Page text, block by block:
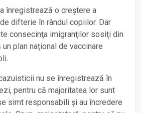
înregistrează o creștere a
difterie în rândul copiilor. Dar
consecinţa imigranţilor sosiţi din
plan naţional de vaccinare
nu se înregistrează în
pentru că majoritatea lor sunt
simt responsabili și au încredere